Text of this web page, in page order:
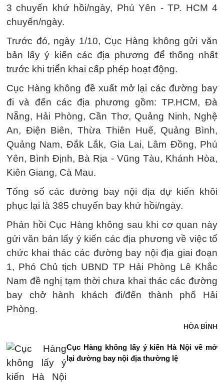
3 chuyến khứ hồi/ngày, Phú Yên - TP. HCM 4
chuyến/ngày.
Trước đó, ngày 1/10, Cục Hàng không gửi văn
bản lấy ý kiến các địa phương để thống nhất
trước khi triển khai cấp phép hoạt động.
Cục Hàng không đề xuất mở lại các đường bay
đi và đến các địa phương gồm: TP.HCM, Đà
Nẵng, Hải Phòng, Cần Thơ, Quảng Ninh, Nghệ
An, Điện Biên, Thừa Thiên Huế, Quảng Bình,
Quảng Nam, Đắk Lắk, Gia Lai, Lâm Đồng, Phú
Yên, Bình Định, Bà Rịa - Vũng Tàu, Khánh Hòa,
Kiên Giang, Cà Mau.
Tổng số các đường bay nội địa dự kiến khôi
phục lại là 385 chuyến bay khứ hồi/ngày.
Phản hồi Cục Hàng không sau khi cơ quan này
gửi văn bản lấy ý kiến các địa phương về việc tổ
chức khai thác các đường bay nội địa giai đoạn
1, Phó Chủ tịch UBND TP Hải Phòng Lê Khắc
Nam đề nghị tạm thời chưa khai thác các đường
bay chở hành khách đi/đến thành phố Hải
Phòng.
HÒA BÌNH
Cục Hàng không lấy ý kiến Hà Nội về mở
lại đường bay nội địa thường lệ